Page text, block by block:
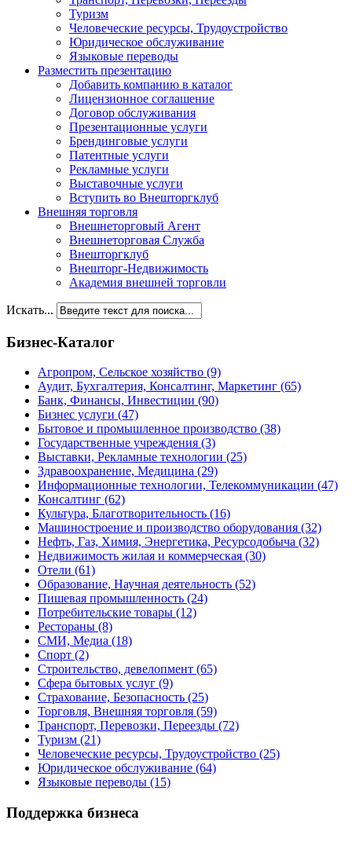
Туризм
Человеческие ресурсы, Трудоустройство
Юридическое обслуживание
Языковые переводы
Разместить презентацию
Добавить компанию в каталог
Лицензионное соглашение
Договор обслуживания
Презентационные услуги
Брендинговые услуги
Патентные услуги
Рекламные услуги
Выставочные услуги
Вступить во Внешторгклуб
Внешняя торговля
Внешнеторговый Агент
Внешнеторговая Служба
Внешторгклуб
Внешторг-Недвижимость
Академия внешней торговли
Искать...
Бизнес-Каталог
Агропром, Сельское хозяйство (9)
Аудит, Бухгалтерия, Консалтинг, Маркетинг (65)
Банк, Финансы, Инвестиции (90)
Бизнес услуги (47)
Бытовое и промышленное производство (38)
Государственные учреждения (3)
Выставки, Рекламные технологии (25)
Здравоохранение, Медицина (29)
Информационные технологии, Телекоммуникации (47)
Консалтинг (62)
Культура, Благотворительность (16)
Машиностроение и производство оборудования (32)
Нефть, Газ, Химия, Энергетика, Ресурсодобыча (32)
Недвижимость жилая и коммерческая (30)
Отели (61)
Образование, Научная деятельность (52)
Пишевая промышленность (24)
Потребительские товары (12)
Рестораны (8)
СМИ, Медиа (18)
Спорт (2)
Строительство, девелопмент (65)
Сфера бытовых услуг (9)
Страхование, Безопасность (25)
Торговля, Внешняя торговля (59)
Транспорт, Перевозки, Переезды (72)
Туризм (21)
Человеческие ресурсы, Трудоустройство (25)
Юридическое обслуживание (64)
Языковые переводы (15)
Поддержка бизнеса